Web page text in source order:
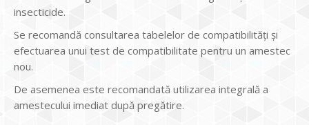
insecticide.
Se recomandă consultarea tabelelor de compatibilităţi şi
efectuarea unui test de compatibilitate pentru un amestec
nou.
De asemenea este recomandată utilizarea integrală a
amestecului imediat după pregătire.